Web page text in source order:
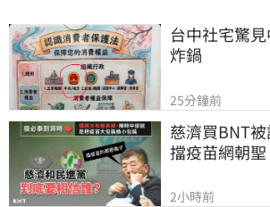
台中社宅驚
炸鍋
25分鐘前
慈濟買BNT
擋疫苗網朝聖
2小時前